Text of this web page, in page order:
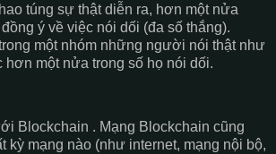
túng sự thật diễn ra, hơn một nửa
ý về việc nói dối (đa số thắng).
một nhóm những người nói thật như
hơn một nửa trong số họ nói dối.
Blockchain . Mạng Blockchain cũng
kỳ mạng nào (như internet, mạng nội bộ,